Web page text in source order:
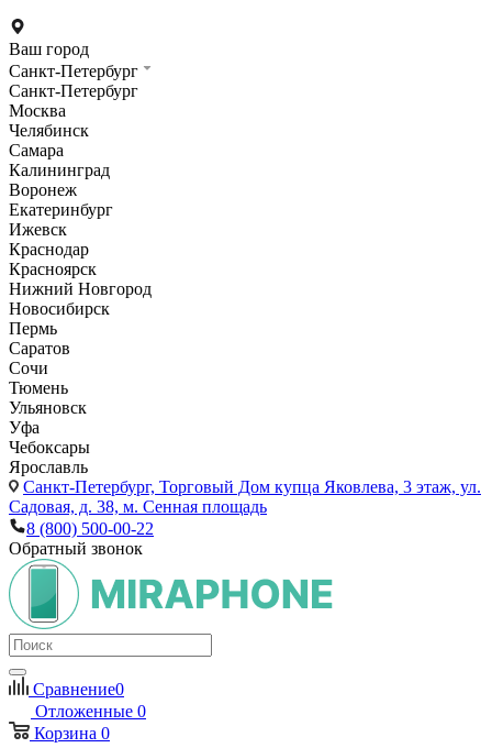
Ваш город
Санкт-Петербург
Санкт-Петербург
Москва
Челябинск
Самара
Калининград
Воронеж
Екатеринбург
Ижевск
Краснодар
Красноярск
Нижний Новгород
Новосибирск
Пермь
Саратов
Сочи
Тюмень
Ульяновск
Уфа
Чебоксары
Ярославль
Санкт-Петербург, Торговый Дом купца Яковлева, 3 этаж, ул.
Садовая, д. 38, м. Сенная площадь
8 (800) 500-00-22
Обратный звонок
Сравнение0
Отложенные 0
Корзина 0